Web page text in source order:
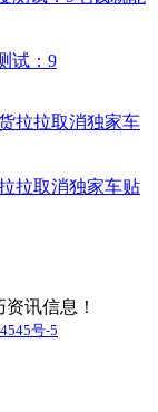
试：9
拉取消独家车贴
讯信息！
号-5